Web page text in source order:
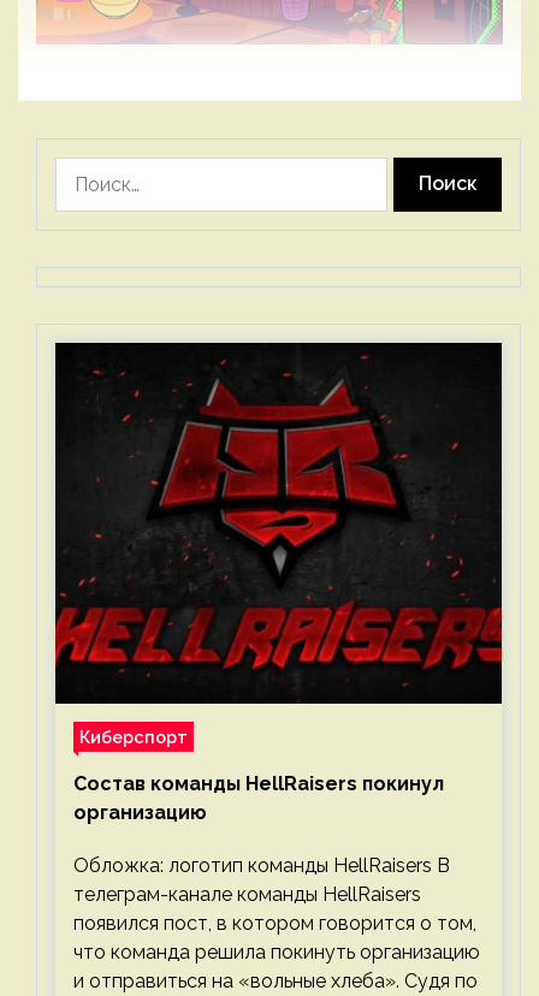
Киберспорт
Состав команды HellRaisers покинул
организацию
Обложка: логотип команды HellRaisers В
телеграм-канале команды HellRaisers
появился пост, в котором говорится о том,
что команда решила покинуть организацию
и отправиться на «вольные хлеба». Судя по